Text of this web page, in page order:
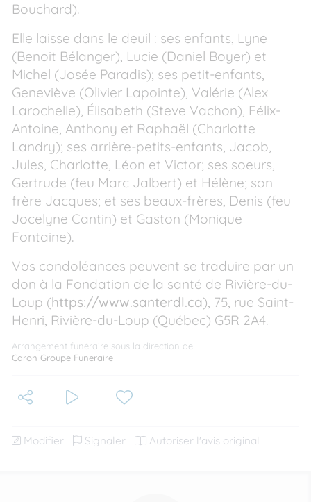
Bouchard).
Elle laisse dans le deuil : ses enfants, Lyne
(Benoit Bélanger), Lucie (Daniel Boyer) et
Michel (Josée Paradis); ses petit-enfants,
Geneviève (Olivier Lapointe), Valérie (Alex
Larochelle), Élisabeth (Steve Vachon), Félix-
Antoine, Anthony et Raphaël (Charlotte
Landry); ses arrière-petits-enfants, Jacob,
Jules, Charlotte, Léon et Victor; ses soeurs,
Gertrude (feu Marc Jalbert) et Hélène; son
frère Jacques; et ses beaux-frères, Denis (feu
Jocelyne Cantin) et Gaston (Monique
Fontaine).
Vos condoléances peuvent se traduire par un
don à la Fondation de la santé de Rivière-du-
Loup (https://www.santerdl.ca), 75, rue Saint-
Henri, Rivière-du-Loup (Québec) G5R 2A4.
Arrangement funéraire sous la direction de
Caron Groupe Funeraire
Modifier Signaler Autoriser l'avis original